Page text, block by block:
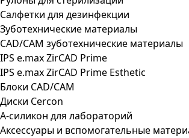
Салфетки для дезинфекции
Зуботехнические материалы
CAD/CAM зуботехнические материалы
IPS e.max ZirCAD Prime
IPS e.max ZirCAD Prime Esthetic
Блоки CAD/CAM
Диски Cercon
А-силикон для лабораторий
Аксессуары и вспомогательные